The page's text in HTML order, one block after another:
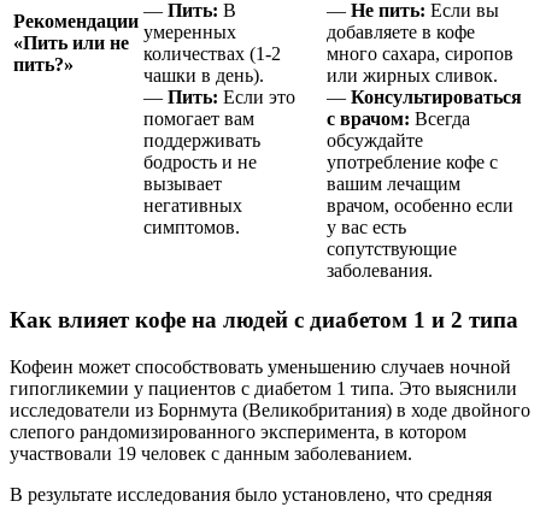
Рекомендации
«Пить или не
пить?»
— Пить: В
умеренных
количествах (1-2
чашки в день).
— Пить: Если это
помогает вам
поддерживать
бодрость и не
вызывает
негативных
симптомов.
— Не пить: Если вы
добавляете в кофе
много сахара, сиропов
или жирных сливок.
— Консультироваться
с врачом: Всегда
обсуждайте
употребление кофе с
вашим лечащим
врачом, особенно если
у вас есть
сопутствующие
заболевания.
Как влияет кофе на людей с диабетом 1 и 2 типа
Кофеин может способствовать уменьшению случаев ночной
гипогликемии у пациентов с диабетом 1 типа. Это выяснили
исследователи из Борнмута (Великобритания) в ходе двойного
слепого рандомизированного эксперимента, в котором
участвовали 19 человек с данным заболеванием.
В результате исследования было установлено, что средняя